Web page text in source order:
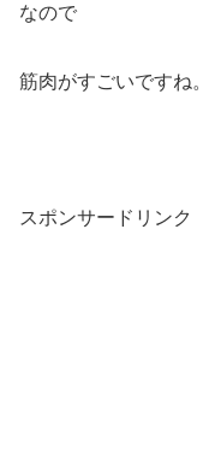
なので
筋肉がすごいですね。
スポンサードリンク